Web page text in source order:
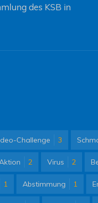
des KSB in
Challenge 3
2 Virus 2
1 Abstimmung 1